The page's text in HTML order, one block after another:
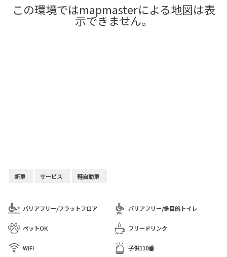
新車 サービス 軽自動車
バリアフリー/フラットフロア バリアフリー/多目的トイレ
ペットOK フリードリンク
WiFi 子供110番
この環境ではmapmasterによる地図は表
示できません。